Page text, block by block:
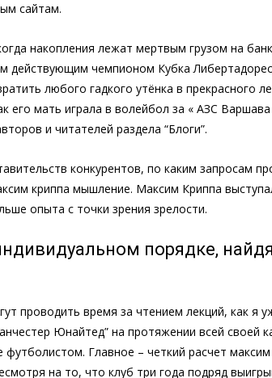
сайтам.
накопления лежат мертвым грузом на
действующим чемпионом Кубка
любого гадкого утёнка в прекрасного
его мать играла в волейбол за « АЗС
и читателей раздела “Блоги”.
конкурентов, по каким запросам
криппа мышление. Максим Криппа
опыта с точки зрения зрелости.
порядке,
проводить время за чтением лекций, как я
Юнайтед” на протяжении всей
Главное – четкий расчет
на то, что клуб три года подряд